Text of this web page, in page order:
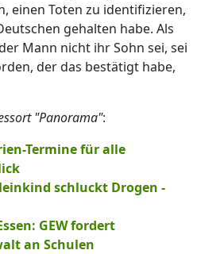
einen Toten zu identifizieren,
gehalten habe. Als
Mann nicht ihr Sohn sei, sei
der das bestätigt habe,
"Panorama":
Termine für alle
schluckt Drogen -
GEW fordert
an Schulen